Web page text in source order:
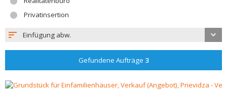
Privatinsertion
Einfügung abw.
Gefundene Aufträge 3